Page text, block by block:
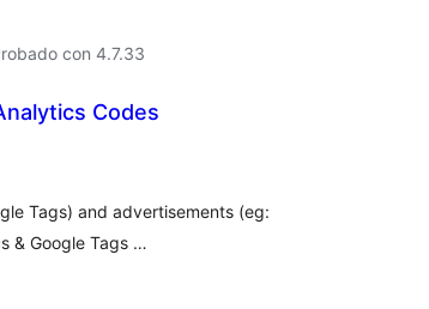
con 4.7.33
Codes
Tags) and advertisements (eg:
& Google Tags …